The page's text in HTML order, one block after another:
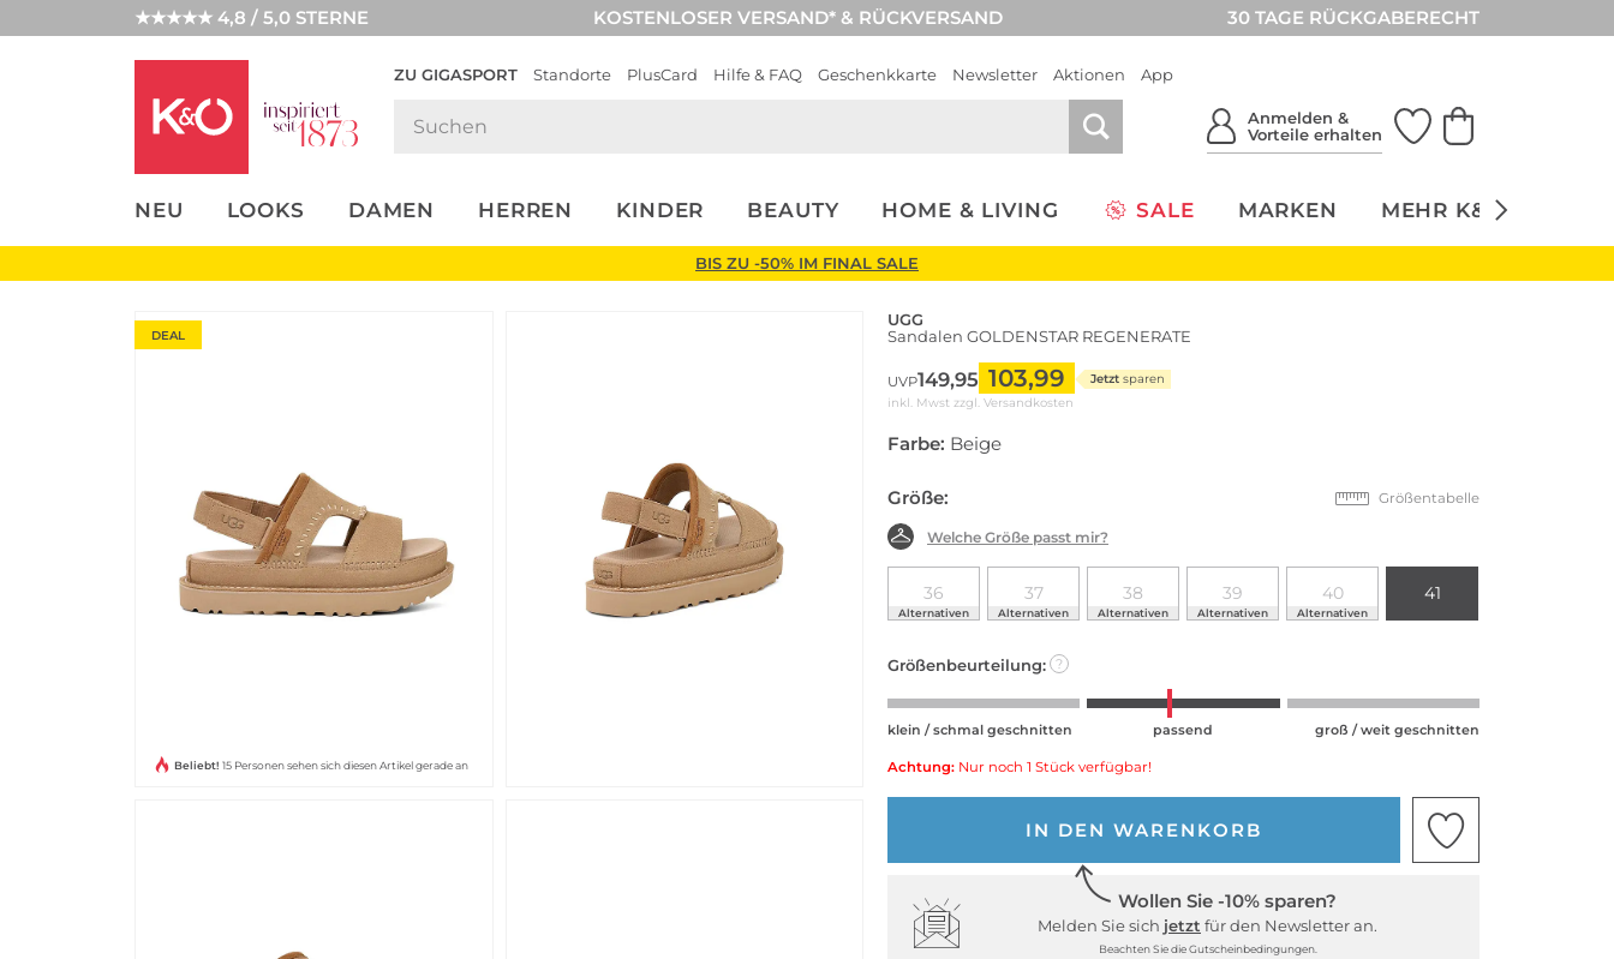
★★★★★ 4,8 / 5,0 STERNE KOSTENLOSER VERSAND* & RÜCKVERSAND 30 TAGE RÜCKGABERECHT
ZU GIGASPORT Standorte PlusCard Hilfe & FAQ Geschenkkarte Newsletter Aktionen App
Anmelden &
Vorteile erhalten
NEU LOOKS DAMEN HERREN KINDER BEAUTY HOME & LIVING SALE MARKEN MEHR K&Ö
UNSERE APP
CLICK &
BIS ZU -50% IM FINAL SALE
DEAL
Beliebt! 15 Personen sehen sich diesen Artikel gerade an
UGG
Sandalen GOLDENSTAR REGENERATE
UVP149,95 103,99 Jetzt sparen
inkl. Mwst zzgl. Versandkosten
Farbe: Beige
Größe: Größentabelle
Welche Größe passt mir?
36
Alternativen
37
Alternativen
38
Alternativen
39
Alternativen
40
Alternativen
41
Größenbeurteilung: ?
klein / schmal geschnitten passend groß / weit geschnitten
Achtung: Nur noch 1 Stück verfügbar!
IN DEN WARENKORB
Wollen Sie -10% sparen?
Melden Sie sich jetzt für den Newsletter an.
Beachten Sie die Gutscheinbedingungen.